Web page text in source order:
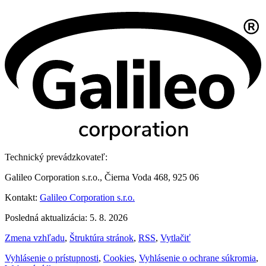
Technický prevádzkovateľ:
Galileo Corporation s.r.o., Čierna Voda 468, 925 06
Kontakt: Galileo Corporation s.r.o.
Posledná aktualizácia: 5. 8. 2026
Zmena vzhľadu, Štruktúra stránok, RSS, Vytlačiť
Vyhlásenie o prístupnosti, Cookies, Vyhlásenie o ochrane súkromia,